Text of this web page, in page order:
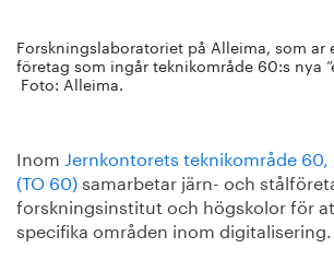
Forskningslaboratoriet på Alleima, som ar
företag som ingår teknikområde 60:s nya
Foto: Alleima.
Inom Jernkontorets teknikområde
(TO 60)samarbetar järn- och
forskningsinstitut och högskolor för
specifika områden inom digitalisering.